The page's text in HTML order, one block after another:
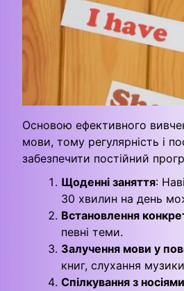
Основою ефективного
мови, тому регулярність і
забезпечити постійний
Щоденні заняття:
30 хвилин на день
Встановлення
певні теми.
Залучення мови у
книг, слухання
Спілкування з